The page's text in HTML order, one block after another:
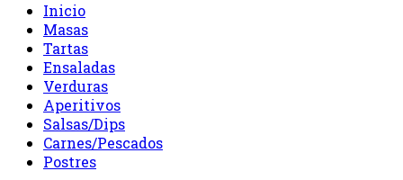
Inicio
Masas
Tartas
Ensaladas
Verduras
Aperitivos
Salsas/Dips
Carnes/Pescados
Postres